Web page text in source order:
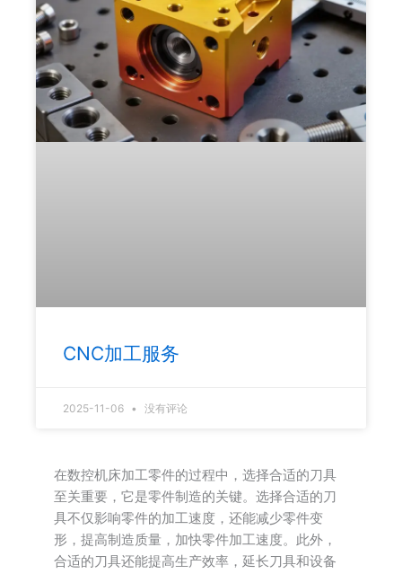
CNC加工服务
2025-11-06 没有评论
在数控机床加工零件的过程中，选择合适的刀具
至关重要，它是零件制造的关键。选择合适的刀
具不仅影响零件的加工速度，还能减少零件变
形，提高制造质量，加快零件加工速度。此外，
合适的刀具还能提高生产效率，延长刀具和设备